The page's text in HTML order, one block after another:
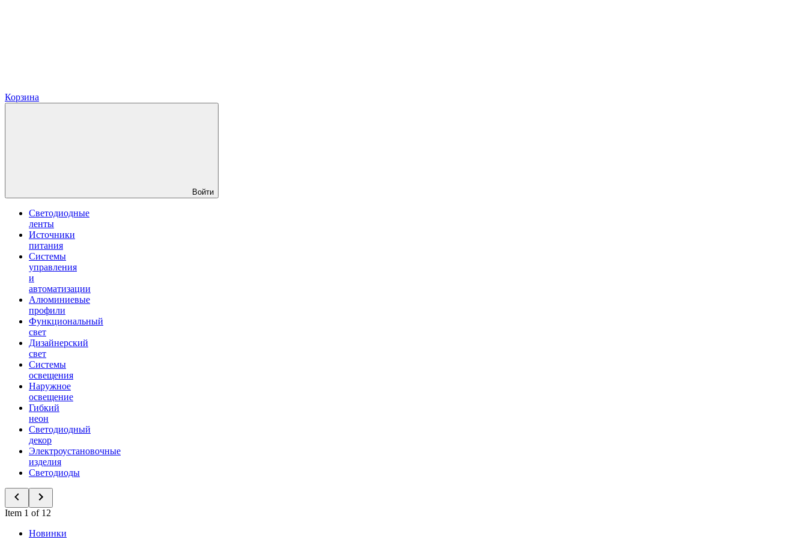
Корзина
Войти
Светодиодные
ленты
Источники
питания
Системы
управления
и
автоматизации
Алюминиевые
профили
Функциональный
свет
Дизайнерский
свет
Системы
освещения
Наружное
освещение
Гибкий
неон
Светодиодный
декор
Электроустановочные
изделия
Светодиоды
Item 1 of 12
Новинки